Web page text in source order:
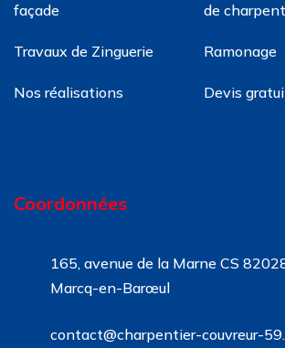
façade
de
Travaux de Zinguerie Ramonage
Nos réalisations Devis
Coordonnées
165, avenue de la Marne CS
Marcq-en-Barœul
contact@charpentier-couvreur-